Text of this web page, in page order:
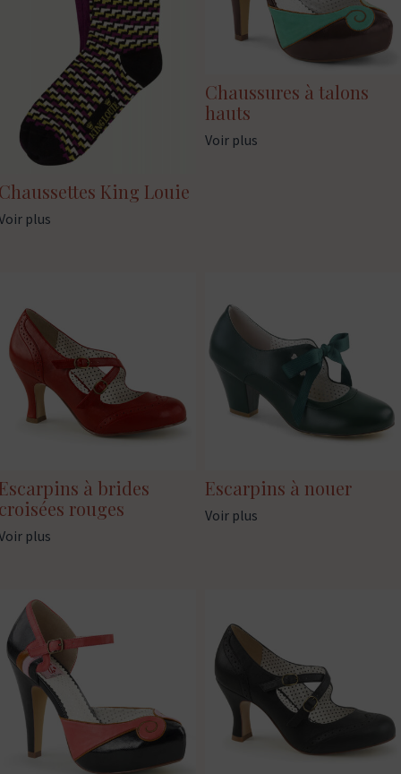
King Louie
plus
Chaussures à talons
hauts
Voir plus
à brides
rouges
plus
Escarpins à nouer
Voir plus